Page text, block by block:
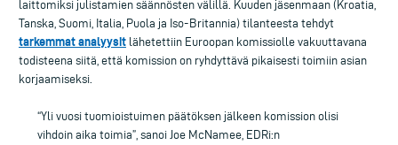
laittomiksi julistamien säännösten välillä. Kuuden jäsenmaan (Kroatia,
Tanska, Suomi, Italia, Puola ja Iso-Britannia) tilanteesta tehdyt
tarkemmat analyysit lähetettiin Euroopan komissiolle vakuuttavana
todisteena siitä, että komission on ryhdyttävä pikaisesti toimiin asian
korjaamiseksi.
“Yli vuosi tuomioistuimen päätöksen jälkeen komission olisi
vihdoin aika toimia”, sanoi Joe McNamee, EDRi:n